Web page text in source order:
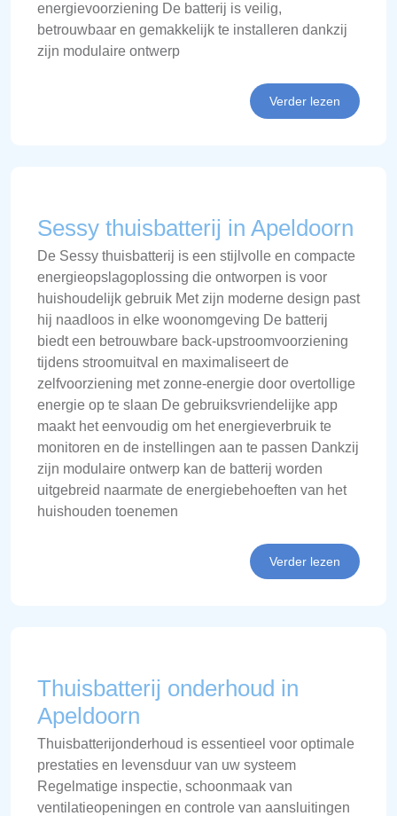
energievoorziening De batterij is veilig,
betrouwbaar en gemakkelijk te installeren dankzij
zijn modulaire ontwerp
Verder lezen
Sessy thuisbatterij in Apeldoorn
De Sessy thuisbatterij is een stijlvolle en compacte
energieopslagoplossing die ontworpen is voor
huishoudelijk gebruik Met zijn moderne design past
hij naadloos in elke woonomgeving De batterij
biedt een betrouwbare back-upstroomvoorziening
tijdens stroomuitval en maximaliseert de
zelfvoorziening met zonne-energie door overtollige
energie op te slaan De gebruiksvriendelijke app
maakt het eenvoudig om het energieverbruik te
monitoren en de instellingen aan te passen Dankzij
zijn modulaire ontwerp kan de batterij worden
uitgebreid naarmate de energiebehoeften van het
huishouden toenemen
Verder lezen
Thuisbatterij onderhoud in
Apeldoorn
Thuisbatterijonderhoud is essentieel voor optimale
prestaties en levensduur van uw systeem
Regelmatige inspectie, schoonmaak van
ventilatieopeningen en controle van aansluitingen